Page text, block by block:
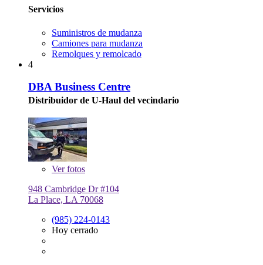
Servicios
Suministros de mudanza
Camiones para mudanza
Remolques y remolcado
4
DBA Business Centre
Distribuidor de U-Haul del vecindario
Verfotos
948 Cambridge Dr #104
La Place, LA 70068
(985) 224-0143
Hoy cerrado